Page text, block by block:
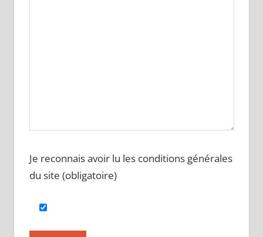
Je reconnais avoir lu les conditions générales
du site (obligatoire)